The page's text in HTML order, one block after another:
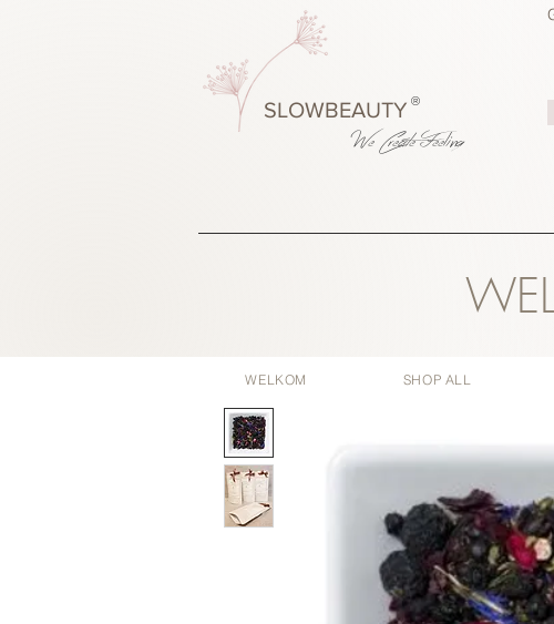
®
SLOWBEAUTY
We CreateFeeling
WELKOM SHOP ALL